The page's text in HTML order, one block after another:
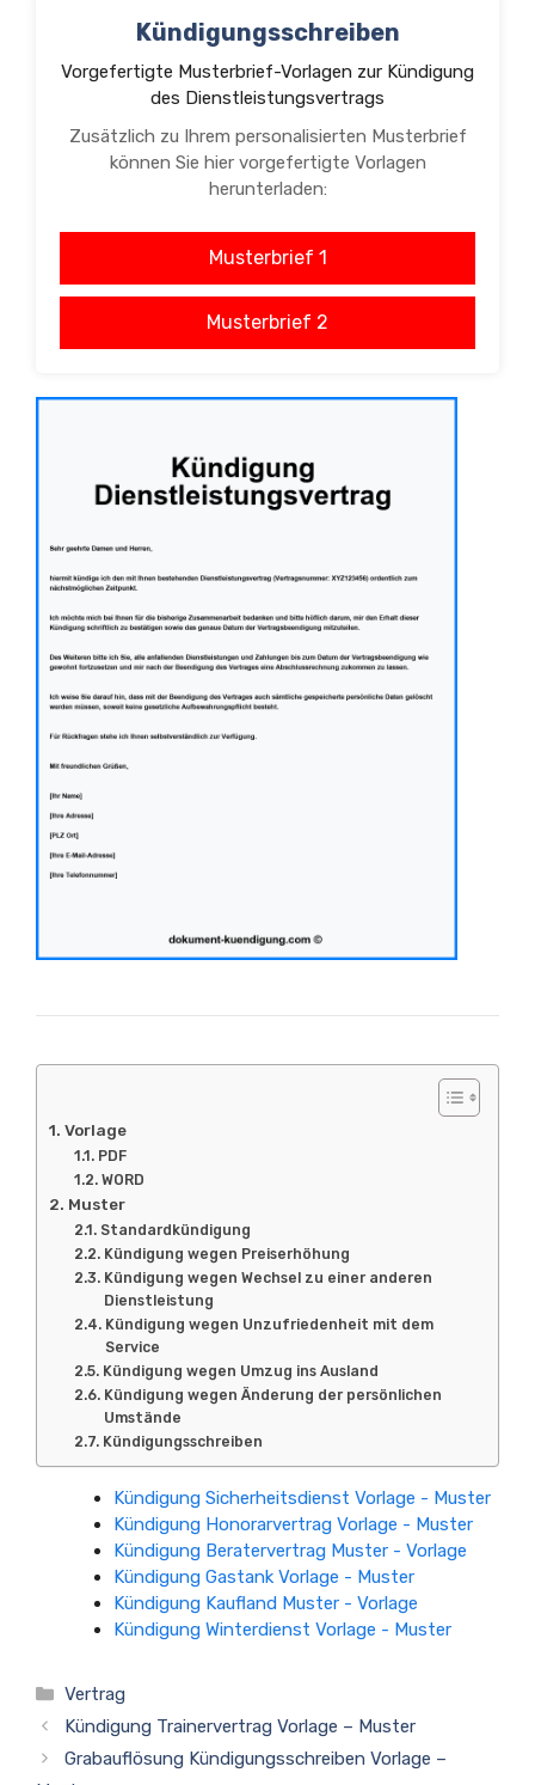
Kündigungsschreiben
Vorgefertigte Musterbrief-Vorlagen zur Kündigung
des Dienstleistungsvertrags
Zusätzlich zu Ihrem personalisierten Musterbrief
können Sie hier vorgefertigte Vorlagen
herunterladen:
Musterbrief 1
Musterbrief 2
Vorlage
PDF
WORD
Muster
Standardkündigung
Kündigung wegen Preiserhöhung
Kündigung wegen Wechsel zu einer anderen
Dienstleistung
Kündigung wegen Unzufriedenheit mit dem
Service
Kündigung wegen Umzug ins Ausland
Kündigung wegen Änderung der persönlichen
Umstände
Kündigungsschreiben
Kündigung Sicherheitsdienst Vorlage - Muster
Kündigung Honorarvertrag Vorlage - Muster
Kündigung Beratervertrag Muster - Vorlage
Kündigung Gastank Vorlage - Muster
Kündigung Kaufland Muster - Vorlage
Kündigung Winterdienst Vorlage - Muster
Kategorien
Vertrag
Kündigung Trainervertrag Vorlage – Muster
Grabauflösung Kündigungsschreiben Vorlage –